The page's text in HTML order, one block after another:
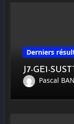
Derniers
J7-GE1-
Pascal